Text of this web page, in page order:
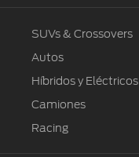
SUVs & Crossovers
Autos
Híbridos y Eléctricos
Camiones
Racing